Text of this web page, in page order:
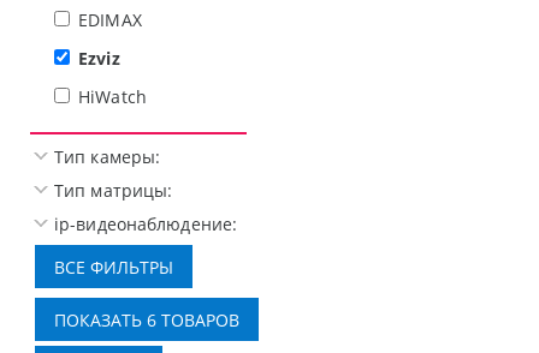
EDIMAX
Ezviz
HiWatch
Тип камеры:
Тип матрицы:
ip-видеонаблюдение: